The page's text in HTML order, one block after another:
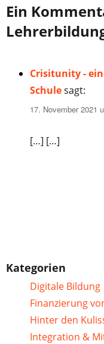
Ein
Crisitunity -
Schulesagt:
17. November 2021
[…] […]
Kategorien
Digitale Bildung
Finanzierung
Hinter den
Integration &